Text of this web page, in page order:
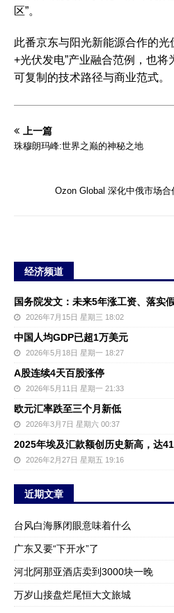
区”。
此番京东与阳光新能源合作的光
+光伏发电”产业融合范例，也
可复制的技术路径与商业范式。
上一篇
珠穆朗玛峰:世界之巅的神秘之地
Ozon Global 深化中俄市场
经济频道
国务院发文：未来5年涨工资、落实
2026年7月15日 星期三 18:02
中国人均GDP已超1万美元
2026年5月18日 星期一 18:27
A股连续4天百股涨停
2026年5月11日 星期一 21:33
欧元汇率跌至三个月新低
2026年3月7日 星期六 00:37
2025年埃及汇款额创历史新高，达
2026年2月27日 星期五 19:16
近期文章
台风白海豚闭眼意味着什么
广东又要“下开水”了
河北阿那亚酒店卖到3000块一晚
万岁山接盘烂尾恒大文旅城